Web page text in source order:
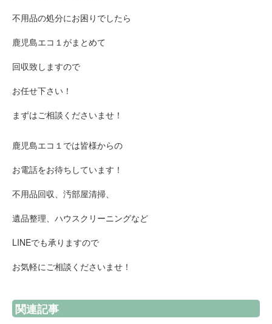
不用品の処分にお困りでしたら
鹿児島エコ１がまとめて
回収致しますので
お任せ下さい！
まずはご相談くださいませ！
鹿児島エコ１では皆様からの
お電話をお待ちしています！
不用品回収、汚部屋清掃、
遺品整理、ハウスクリーニングなど
LINEでも承りますので
お気軽にご相談くださいませ！
関連記事